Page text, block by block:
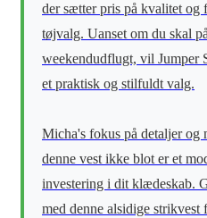
der sætter pris på kvalitet og
tøjvalg. Uanset om du skal
weekendudflugt, vil Jumper
et praktisk og stilfuldt valg.
Micha's fokus på detaljer og
denne vest ikke blot er et
investering i dit klædeskab.
med denne alsidige strikvest